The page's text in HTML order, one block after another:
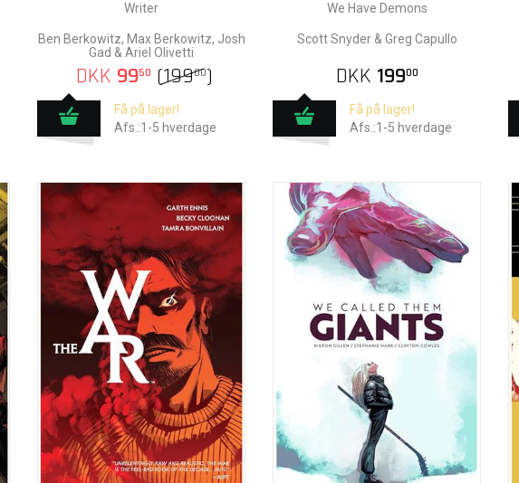
Writer
Ben Berkowitz, Max Berkowitz, Josh
Gad & Ariel Olivetti
DKK 9950 (19900)
Få på lager!
Afs.:1-5 hverdage
We Have Demons
Scott Snyder & Greg Capullo
DKK 19900
Få på lager!
Afs.:1-5 hverdage